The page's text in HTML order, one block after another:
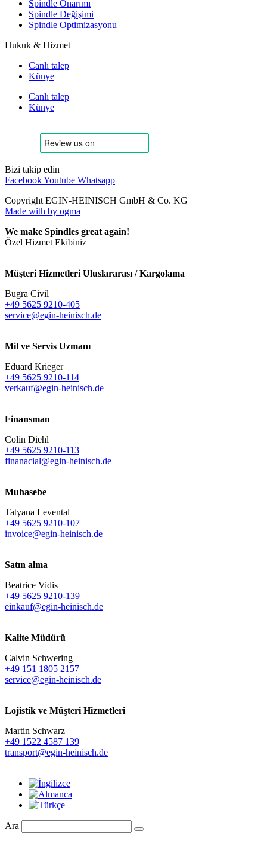
Spindle Onarımı
Spindle Değişimi
Spindle Optimizasyonu
Hukuk & Hizmet
Canlı talep
Künye
Canlı talep
Künye
Bizi takip edin
FacebookYoutube Whatsapp
Copyright EGIN-HEINISCH GmbH & Co. KG
Made with by ogma
We make Spindles great again!
Özel Hizmet Ekibiniz
Müşteri Hizmetleri Uluslararası / Kargolama
Bugra Civil
+49 5625 9210-405
service@egin-heinisch.de
Mil ve Servis Uzmanı
Eduard Krieger
+49 5625 9210-114
verkauf@egin-heinisch.de
Finansman
Colin Diehl
+49 5625 9210-113
finanacial@egin-heinisch.de
Muhasebe
Tatyana Levental
+49 5625 9210-107
invoice@egin-heinisch.de
Satın alma
Beatrice Vidis
+49 5625 9210-139
einkauf@egin-heinisch.de
Kalite Müdürü
Calvin Schwering
+49 151 1805 2157
service@egin-heinisch.de
Lojistik ve Müşteri Hizmetleri
Martin Schwarz
+49 1522 4587 139
transport@egin-heinisch.de
Ara